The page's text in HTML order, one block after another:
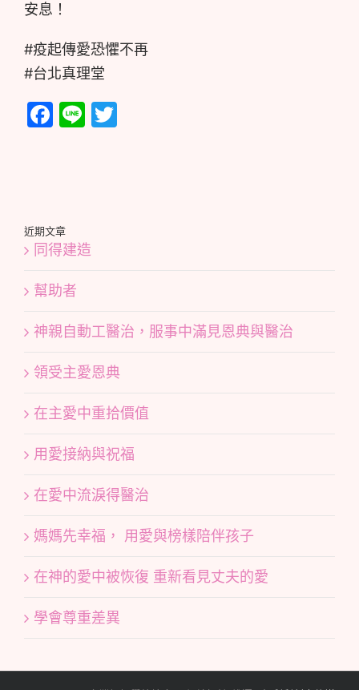
安息！
#疫起傳愛恐懼不再
#台北真理堂
Facebook
Line
近期文章
同得建造
幫助者
神親自動工醫治，服事中滿見恩典與醫治
領受主愛恩典
在主愛中重拾價值
用愛接納與祝福
在愛中流淚得醫治
媽媽先幸福， 用愛與榜樣陪伴孩子
在神的愛中被恢復 重新看見丈夫的愛
學會尊重差異